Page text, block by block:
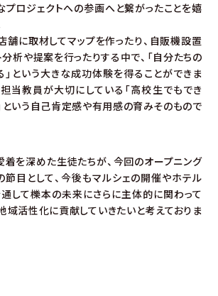
プロジェクトへの参画へと繋がったことを嬉
舗に取材してマップを作ったり、自販機設置
析や提案を行ったりする中で、「自分たちの
」という大きな成功体験を得ることができま
担当教員が大切にしている「高校生でもでき
という自己肯定感や有用感の育みそのもので
着を深めた生徒たちが、今回のオープニング
節目として、今後もマルシェの開催やホテル
して櫟本の未来にさらに主体的に関わって
域活性化に貢献していきたいと考えておりま